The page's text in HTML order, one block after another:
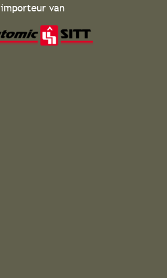
importeur van